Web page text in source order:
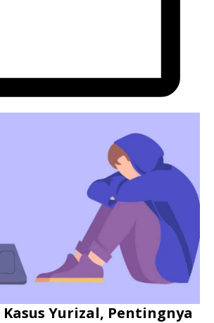
Yurizal, Pentingnya